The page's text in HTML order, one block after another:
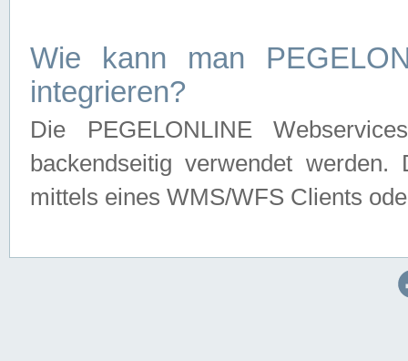
Wie kann man
integrieren?
Die PEGELONLINE
backendseitig verwendet
mittels eines WMS/WFS Clients